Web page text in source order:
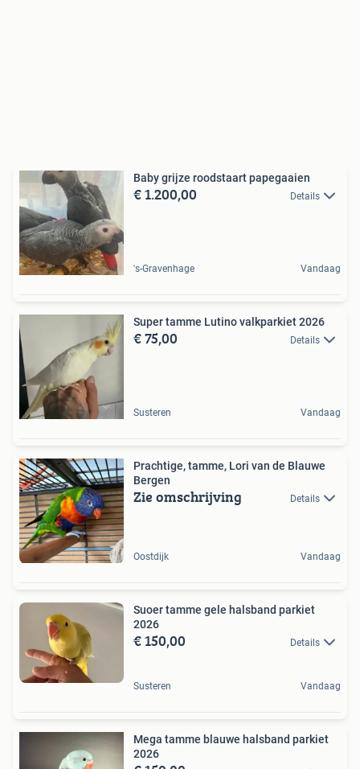
Baby grijze roodstaart papegaaien
€ 1.200,00 Details
's-Gravenhage Vandaag
Super tamme Lutino valkparkiet 2026
€ 75,00 Details
Susteren Vandaag
Prachtige, tamme, Lori van de Blauwe
Bergen
Zie omschrijving Details
Oostdijk Vandaag
Suoer tamme gele halsband parkiet
2026
€ 150,00 Details
Susteren Vandaag
Mega tamme blauwe halsband parkiet
2026